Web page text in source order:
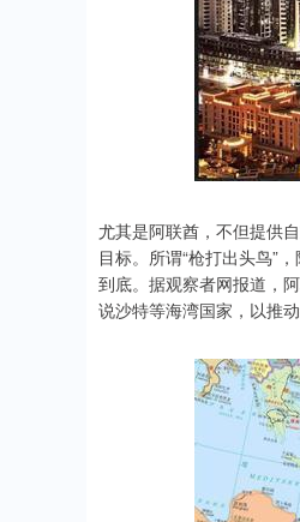
尤其是阿联酋，不但提供
目标。所谓“枪打出头鸟”
到底。据观察者网报道，
说沙特等海湾国家，以推